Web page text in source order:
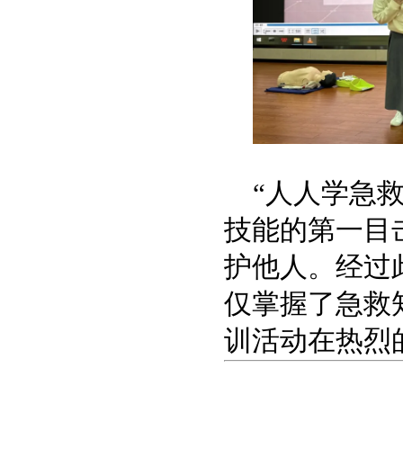
“人人学急
技能的第一目
护他人。经过
仅掌握了急救
训活动在热烈